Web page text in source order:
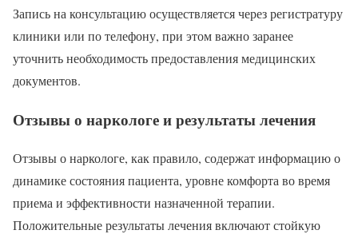
Запись на консультацию осуществляется через регистратуру
клиники или по телефону, при этом важно заранее
уточнить необходимость предоставления медицинских
документов.
Отзывы о наркологе и результаты лечения
Отзывы о наркологе, как правило, содержат информацию о
динамике состояния пациента, уровне комфорта во время
приема и эффективности назначенной терапии.
Положительные результаты лечения включают стойкую